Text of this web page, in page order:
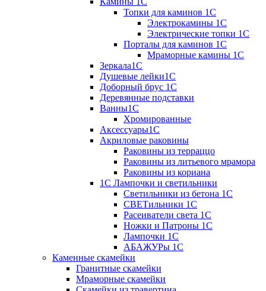
Топки для каминов 1C
Электрокамины 1С
Электрические топки 1C
Порталы для каминов 1С
Мраморные камины 1C
Зеркала1С
Душевые лейки1С
Доборный брус 1С
Деревянные подставки
Ванны1С
Хромированные
Аксессуары1С
Акриловые раковины
Раковины из терраццо
Раковины из литьевого мрамора
Раковины из кориана
1С Лампочки и светильники
Светильники из бетона 1С
СВЕТильники 1С
Расеиватели света 1С
Ножки и Патроны 1С
Лампочки 1С
АБАЖУРы 1С
Каменные скамейки
Гранитные скамейки
Мраморные скамейки